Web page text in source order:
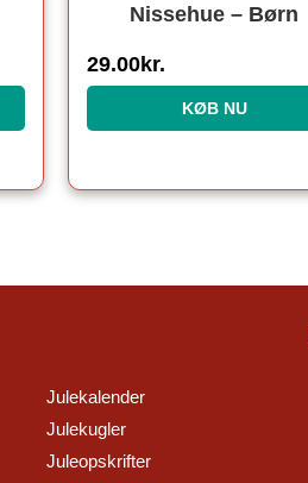
Nissehue – Børn
29.00kr.
KØB NU
Julekalender
Julekugler
Juleopskrifter